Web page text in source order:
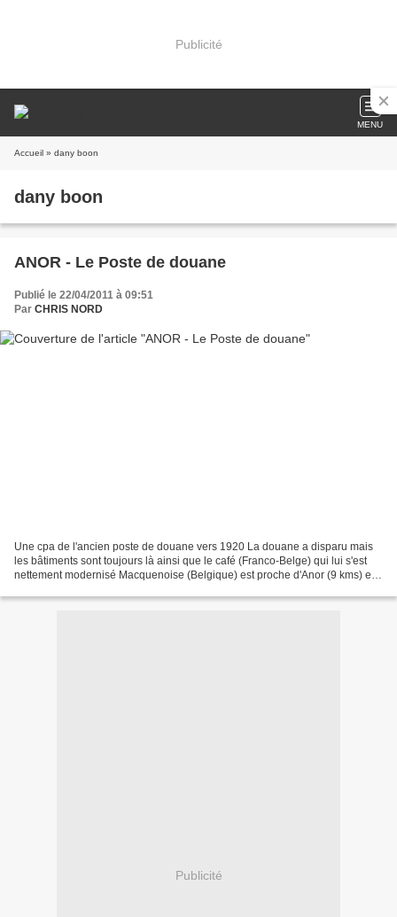
Publicité
MENU
Accueil » dany boon
dany boon
ANOR - Le Poste de douane
Publié le 22/04/2011 à 09:51
Par CHRIS NORD
Une cpa de l'ancien poste de douane vers 1920 La douane a disparu mais
les bâtiments sont toujours là ainsi que le café (Franco-Belge) qui lui s'est
nettement modernisé Macquenoise (Belgique) est proche d'Anor (9 kms) et
Publicité